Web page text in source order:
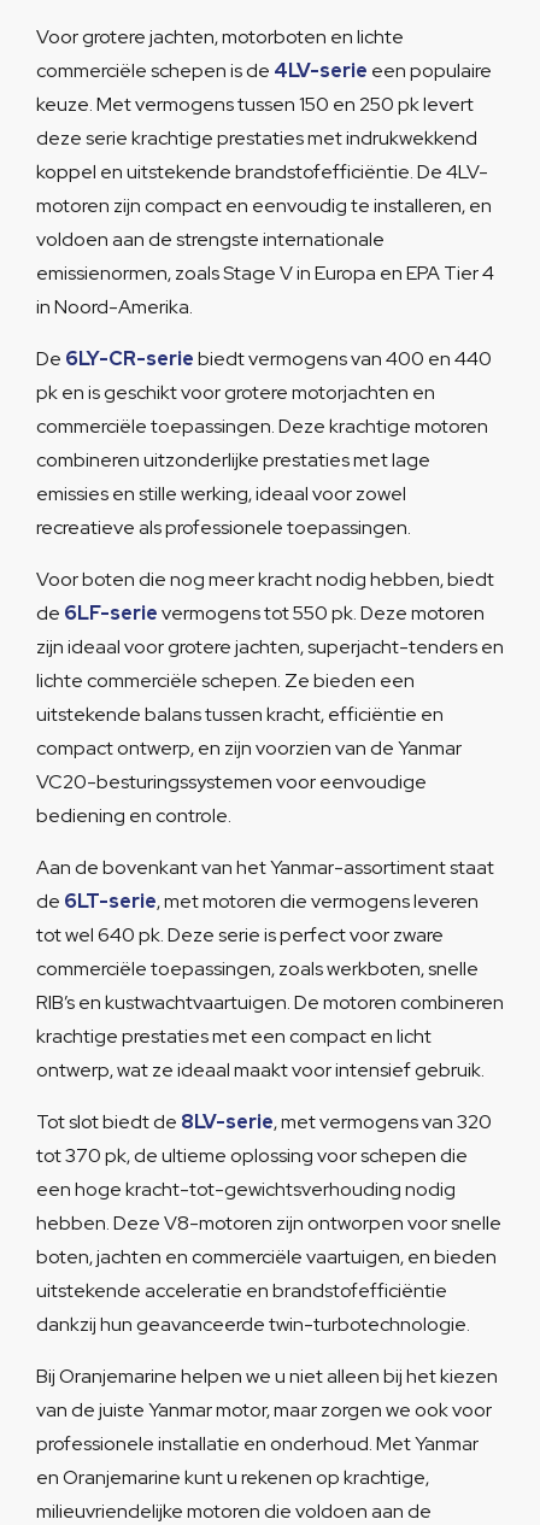
Voor grotere jachten, motorboten en lichte
commerciële schepen is de 4LV-serie een populaire
keuze. Met vermogens tussen 150 en 250 pk levert
deze serie krachtige prestaties met indrukwekkend
koppel en uitstekende brandstofefficiëntie. De 4LV-
motoren zijn compact en eenvoudig te installeren, en
voldoen aan de strengste internationale
emissienormen, zoals Stage V in Europa en EPA Tier 4
in Noord-Amerika.
De 6LY-CR-seriebiedt vermogens van 400 en 440
pk en is geschikt voor grotere motorjachten en
commerciële toepassingen. Deze krachtige motoren
combineren uitzonderlijke prestaties met lage
emissies en stille werking, ideaal voor zowel
recreatieve als professionele toepassingen.
Voor boten die nog meer kracht nodig hebben, biedt
de 6LF-serievermogens tot 550 pk. Deze motoren
zijn ideaal voor grotere jachten, superjacht-tenders en
lichte commerciële schepen. Ze bieden een
uitstekende balans tussen kracht, efficiëntie en
compact ontwerp, en zijn voorzien van de Yanmar
VC20-besturingssystemen voor eenvoudige
bediening en controle.
Aan de bovenkant van het Yanmar-assortiment staat
de 6LT-serie, met motoren die vermogens leveren
tot wel 640 pk. Deze serie is perfect voor zware
commerciële toepassingen, zoals werkboten, snelle
RIB’s en kustwachtvaartuigen. De motoren combineren
krachtige prestaties met een compact en licht
ontwerp, wat ze ideaal maakt voor intensief gebruik.
Tot slot biedt de 8LV-serie, met vermogens van 320
tot 370 pk, de ultieme oplossing voor schepen die
een hoge kracht-tot-gewichtsverhouding nodig
hebben. Deze V8-motoren zijn ontworpen voor snelle
boten, jachten en commerciële vaartuigen, en bieden
uitstekende acceleratie en brandstofefficiëntie
dankzij hun geavanceerde twin-turbotechnologie.
Bij Oranjemarine helpen we u niet alleen bij het kiezen
van de juiste Yanmar motor, maar zorgen we ook voor
professionele installatie en onderhoud. Met Yanmar
en Oranjemarine kunt u rekenen op krachtige,
milieuvriendelijke motoren die voldoen aan de